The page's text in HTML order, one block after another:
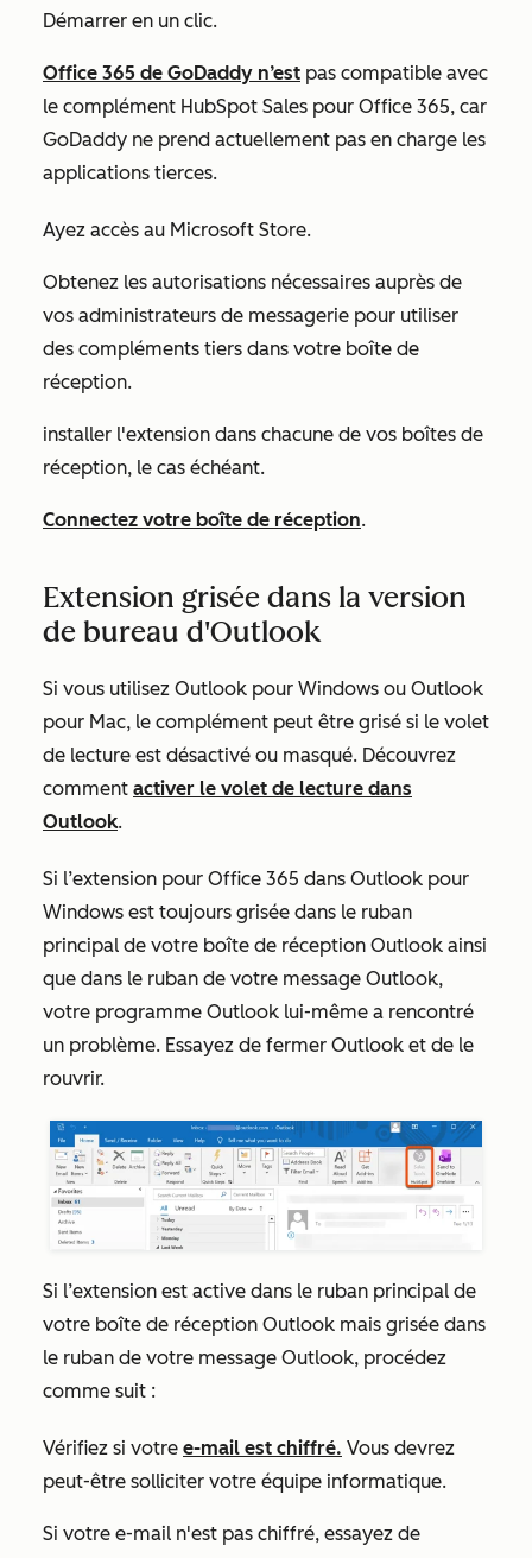
Démarrer en un clic.
Office 365 de GoDaddy n’est pas compatible avec
le complément HubSpot Sales pour Office 365, car
GoDaddy ne prend actuellement pas en charge les
applications tierces.
Ayez accès au Microsoft Store.
Obtenez les autorisations nécessaires auprès de
vos administrateurs de messagerie pour utiliser
des compléments tiers dans votre boîte de
réception.
installer l'extension dans chacune de vos boîtes de
réception, le cas échéant.
Connectez votre boîte de réception.
Extension grisée dans la version
de bureau d'Outlook
Si vous utilisez Outlook pour Windows ou Outlook
pour Mac, le complément peut être grisé si le volet
de lecture est désactivé ou masqué. Découvrez
comment activer le volet de lecture dans
Outlook.
Si l’extension pour Office 365 dans Outlook pour
Windows est toujours grisée dans le ruban
principal de votre boîte de réception Outlook ainsi
que dans le ruban de votre message Outlook,
votre programme Outlook lui-même a rencontré
un problème. Essayez de fermer Outlook et de le
rouvrir.
Si l’extension est active dans le ruban principal de
votre boîte de réception Outlook mais grisée dans
le ruban de votre message Outlook, procédez
comme suit :
Vérifiez si votre e-mail est chiffré. Vous devrez
peut-être solliciter votre équipe informatique.
Si votre e-mail n'est pas chiffré, essayez de